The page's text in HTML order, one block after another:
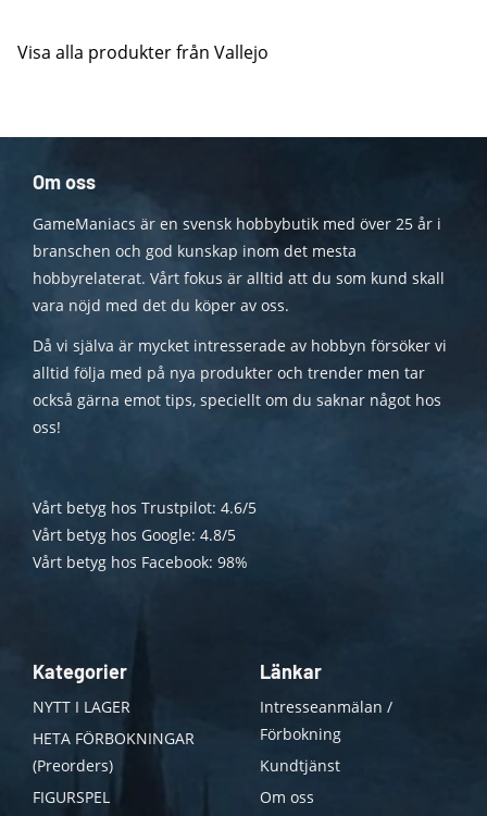
Visa alla produkter från Vallejo
Om oss
GameManiacs är en svensk hobbybutik med över 25 år i
branschen och god kunskap inom det mesta
hobbyrelaterat. Vårt fokus är alltid att du som kund skall
vara nöjd med det du köper av oss.
Då vi själva är mycket intresserade av hobbyn försöker vi
alltid följa med på nya produkter och trender men tar
också gärna emot tips, speciellt om du saknar något hos
oss!
Vårt betyg hos Trustpilot: 4.6/5
Vårt betyg hos Google: 4.8/5
Vårt betyg hos Facebook: 98%
Kategorier
NYTT I LAGER
HETA FÖRBOKNINGAR
(Preorders)
FIGURSPEL
Länkar
Intresseanmälan /
Förbokning
Kundtjänst
Om oss